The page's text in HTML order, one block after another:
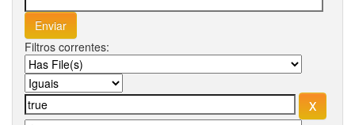
Filtros correntes: